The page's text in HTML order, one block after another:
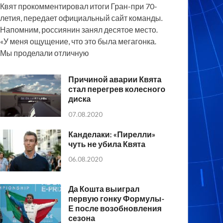
Квят прокомментировал итоги Гран-при 70-
летия, передает официальный сайт команды.
Напомним, россиянин занял десятое место.
«У меня ощущение, что это была мегагонка.
Мы проделали отличную
Причиной аварии Квята
стал перегрев колесного
диска
07.08.2020
Канделаки: «Пирелли»
чуть не убила Квята
06.08.2020
Да Кошта выиграл
первую гонку Формулы-
Е после возобновления
сезона